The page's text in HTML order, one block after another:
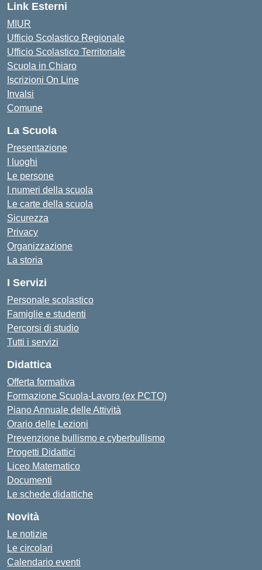
Link Esterni
MIUR
Ufficio Scolastico Regionale
Ufficio Scolastico Territoriale
Scuola in Chiaro
Iscrizioni On Line
Invalsi
Comune
La Scuola
Presentazione
I luoghi
Le persone
I numeri della scuola
Le carte della scuola
Sicurezza
Privacy
Organizzazione
La storia
I Servizi
Personale scolastico
Famiglie e studenti
Percorsi di studio
Tutti i servizi
Didattica
Offerta formativa
Formazione Scuola-Lavoro (ex PCTO)
Piano Annuale delle Attività
Orario delle Lezioni
Prevenzione bullismo e cyberbullismo
Progetti Didattici
Liceo Matematico
Documenti
Le schede didattiche
Novità
Le notizie
Le circolari
Calendario eventi